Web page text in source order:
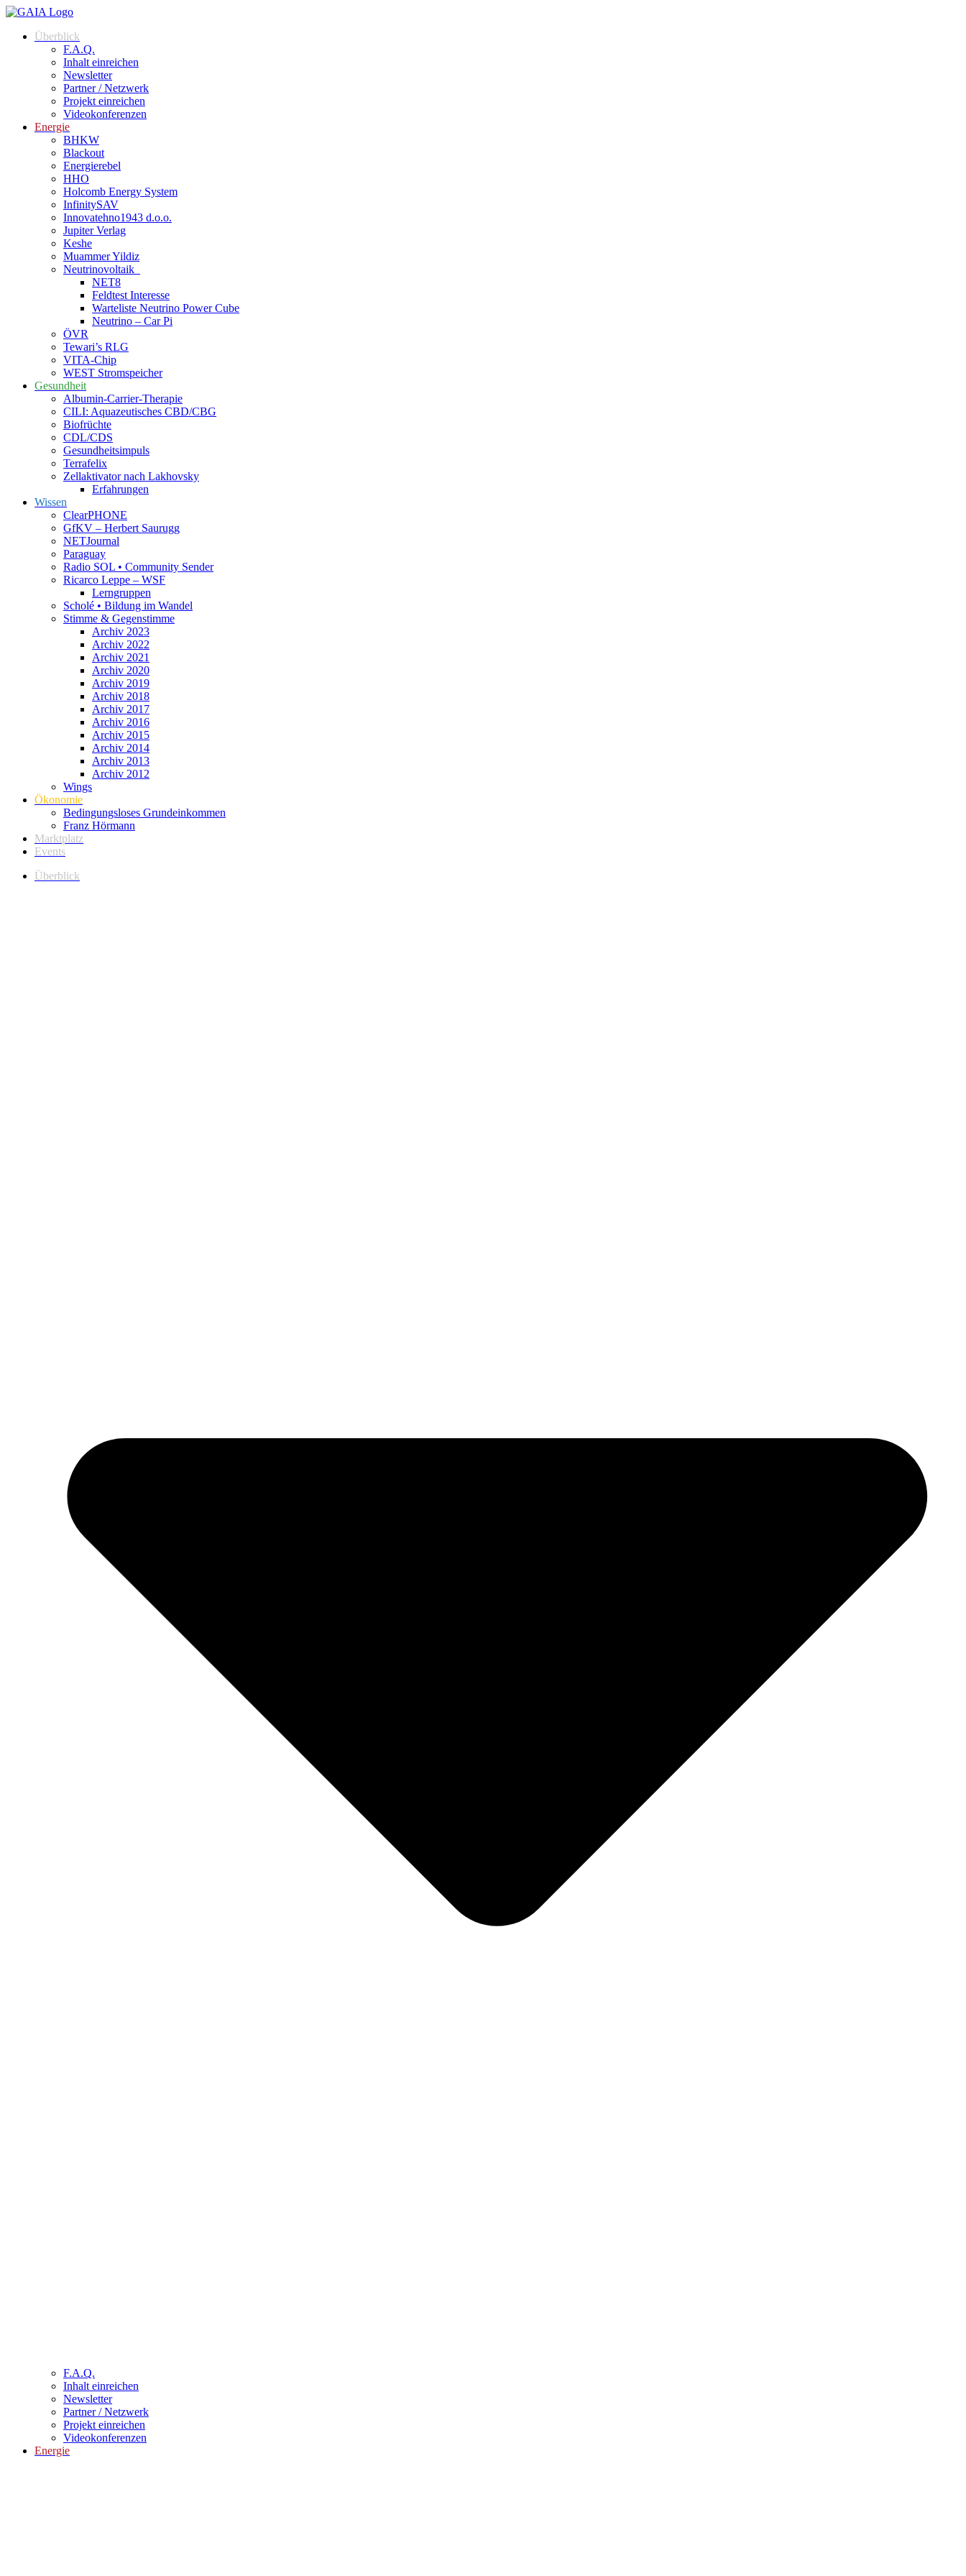
Überblick
F.A.Q.
Inhalt einreichen
Newsletter
Partner / Netzwerk
Projekt einreichen
Videokonferenzen
Energie
BHKW
Blackout
Energierebel
HHO
Holcomb Energy System
InfinitySAV
Innovatehno1943 d.o.o.
Jupiter Verlag
Keshe
Muammer Yildiz
Neutrinovoltaik
NET8
Feldtest Interesse
Warteliste Neutrino Power Cube
Neutrino – Car Pi
ÖVR
Tewari’s RLG
VITA-Chip
WEST Stromspeicher
Gesundheit
Albumin-Carrier-Therapie
CILI: Aquazeutisches CBD/CBG
Biofrüchte
CDL/CDS
Gesundheitsimpuls
Terrafelix
Zellaktivator nach Lakhovsky
Erfahrungen
Wissen
ClearPHONE
GfKV – Herbert Saurugg
NETJournal
Paraguay
Radio SOL • Community Sender
Ricarco Leppe – WSF
Lerngruppen
Scholé • Bildung im Wandel
Stimme & Gegenstimme
Archiv 2023
Archiv 2022
Archiv 2021
Archiv 2020
Archiv 2019
Archiv 2018
Archiv 2017
Archiv 2016
Archiv 2015
Archiv 2014
Archiv 2013
Archiv 2012
Wings
Ökonomie
Bedingungsloses Grundeinkommen
Franz Hörmann
Marktplatz
Events
Überblick
F.A.Q.
Inhalt einreichen
Newsletter
Partner / Netzwerk
Projekt einreichen
Videokonferenzen
Energie